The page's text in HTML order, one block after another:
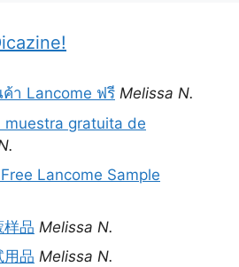
า Lancome ฟรี Melissa N.
muestra gratuita de
Lancome Sample
样品 Melissa N.
用品 Melissa N.